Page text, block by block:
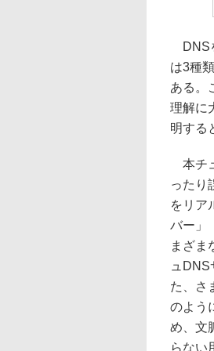
DNS
は3種
ある。
理解に
明する
本チ
ったり
をリア
バー」
まざま
ュ
た、さ
のよう
め、文
らない